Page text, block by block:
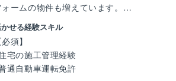
効率的な働き方への取り組み】
社工場出荷材で効率UP
ほとんどの資材は自社工場から出荷される
め、担当者の発注作業・荷受け減につながり
す。
ォームの物件も増えています。
造軸組構法やツーバイフォー構法、親会社
リジナルのビッグフレーム構法による木造注
宅の施工管理です。
数の現場を並行して担当します。個人差が
せる経験スキル
必須】
宅の施工管理経験
通自動車運転免許